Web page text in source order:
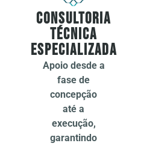
Consultoria
Técnica
Especializada
Apoio desde a
fase de
concepção
até a
execução,
garantindo